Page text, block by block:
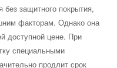
без защитного покрытия,
факторам. Однако она
доступной цене. При
специальными
продлит срок